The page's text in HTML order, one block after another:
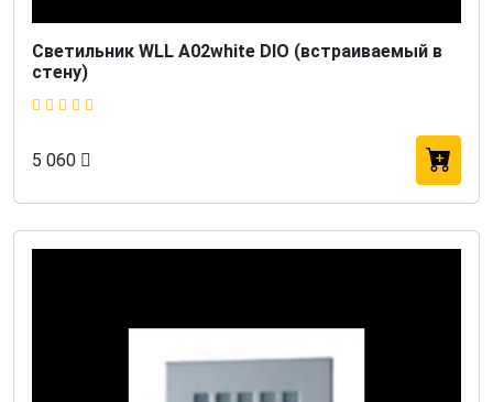
Светильник WLL A02white DIO (встраиваемый в
стену)
5 060